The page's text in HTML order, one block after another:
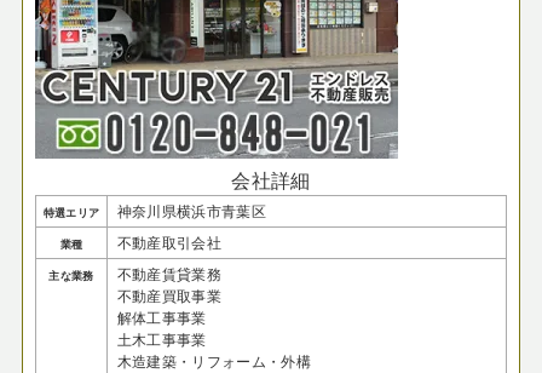
会社詳細
特選エリア 神奈川県横浜市青葉区
業種 不動産取引会社
主な業務
不動産賃貸業務
不動産買取事業
解体工事事業
土木工事事業
木造建築・リフォーム・外構